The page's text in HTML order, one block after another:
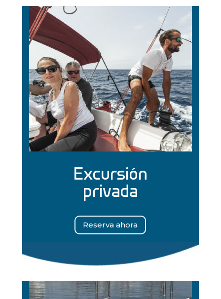
Excursión
privada
Reserva ahora